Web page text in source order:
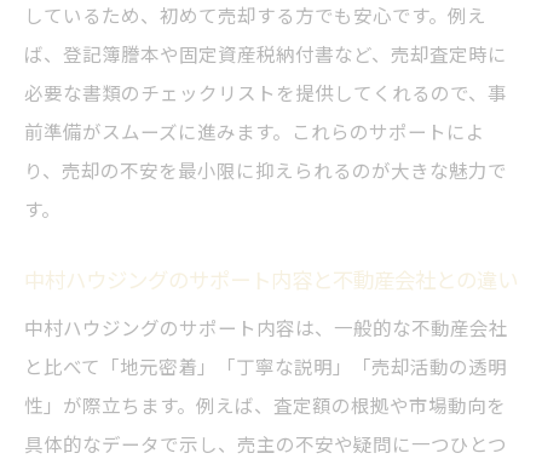
しているため、初めて売却する方でも安心です。例え
ば、登記簿謄本や固定資産税納付書など、売却査定時に
必要な書類のチェックリストを提供してくれるので、事
前準備がスムーズに進みます。これらのサポートによ
り、売却の不安を最小限に抑えられるのが大きな魅力で
す。
中村ハウジングのサポート内容と不動産会社との違い
中村ハウジングのサポート内容は、一般的な不動産会社
と比べて「地元密着」「丁寧な説明」「売却活動の透明
性」が際立ちます。例えば、査定額の根拠や市場動向を
具体的なデータで示し、売主の不安や疑問に一つひとつ